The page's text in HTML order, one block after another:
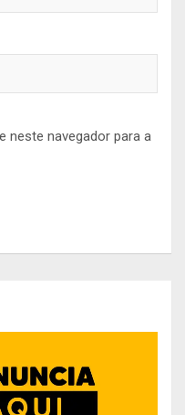
neste navegador para a